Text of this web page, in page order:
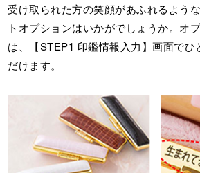
受け取られた方の笑顔があふれるよう
トオプションはいかがでしょうか。オ
は、【STEP1 印鑑情報入力】画面でひ
だけます。